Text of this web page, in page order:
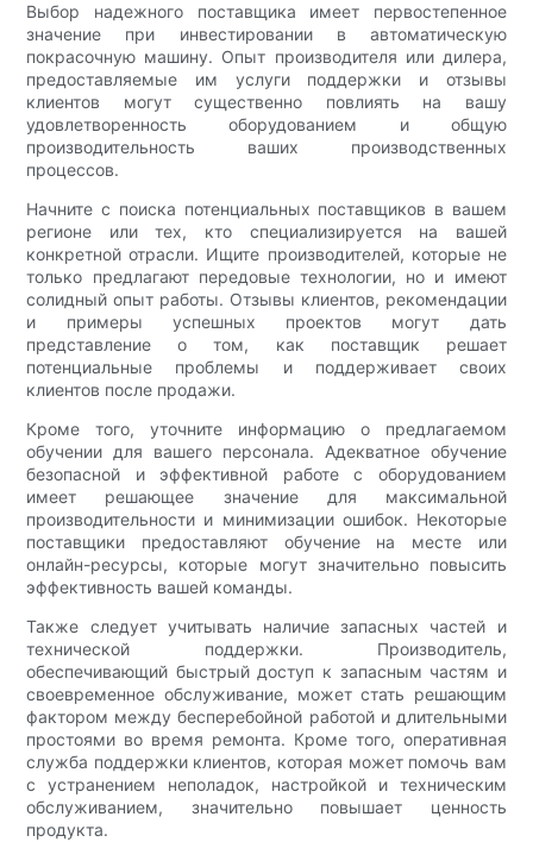
Выбор надежного поставщика имеет первостепенное
значение при инвестировании в автоматическую
покрасочную машину. Опыт производителя или дилера,
предоставляемые им услуги поддержки и отзывы
клиентов могут существенно повлиять на вашу
удовлетворенность оборудованием и общую
производительность ваших производственных
процессов.
Начните с поиска потенциальных поставщиков в вашем
регионе или тех, кто специализируется на вашей
конкретной отрасли. Ищите производителей, которые не
только предлагают передовые технологии, но и имеют
солидный опыт работы. Отзывы клиентов, рекомендации
и примеры успешных проектов могут дать
представление о том, как поставщик решает
потенциальные проблемы и поддерживает своих
клиентов после продажи.
Кроме того, уточните информацию о предлагаемом
обучении для вашего персонала. Адекватное обучение
безопасной и эффективной работе с оборудованием
имеет решающее значение для максимальной
производительности и минимизации ошибок. Некоторые
поставщики предоставляют обучение на месте или
онлайн-ресурсы, которые могут значительно повысить
эффективность вашей команды.
Также следует учитывать наличие запасных частей и
технической поддержки. Производитель,
обеспечивающий быстрый доступ к запасным частям и
своевременное обслуживание, может стать решающим
фактором между бесперебойной работой и длительными
простоями во время ремонта. Кроме того, оперативная
служба поддержки клиентов, которая может помочь вам
с устранением неполадок, настройкой и техническим
обслуживанием, значительно повышает ценность
продукта.